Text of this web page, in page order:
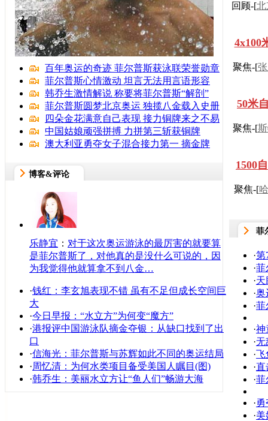
百年奥运的奇迹 菲尔普斯获泳联荣誉勋章
菲尔普斯心情激动 坦言无法用言语形容
韩乔生激情解说 称要将菲尔普斯“解剖”
菲尔普斯圆梦北京奥运 独揽八金载入史册
四朵金花满意自己表现 接力铜牌来之不易
中国姑娘顽强拼搏 力拼第三斩获铜牌
澳大利亚勇夺女子混合接力第一 摘金牌
博客&评论
乐静宜 ： 对于这次奥运游泳的最厉害的就要算
是菲尔普斯了，对他真的是没什么可说的，因
为我觉得他就算拿不到八金…
·钱红：李玄旭表现不错 虽有不足但成长空间巨
大
·今日早报：“水立方”为何变“魔方”
·港报评中国游泳队摘金夺银：从缺口找到了出
口
·信海光：菲尔普斯与苏辉如此不同的奥运结局
·周忆清：为何水类项目备受美国人瞩目(图)
·韩乔生：美丽水立方让“鱼人们”畅游大海
回顾-[北
4x100
聚焦-[
50米
聚焦-[
1500
聚焦-[
菲
·第
·菲
·天
·奥
·菲
·神
·无
·飞
·直
·菲
·
·美